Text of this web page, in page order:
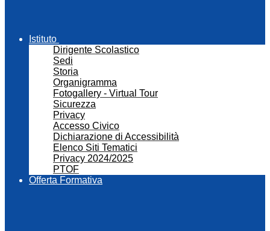
Istituto
Dirigente Scolastico
Sedi
Storia
Organigramma
Fotogallery - Virtual Tour
Sicurezza
Privacy
Accesso Civico
Dichiarazione di Accessibilità
Elenco Siti Tematici
Privacy 2024/2025
PTOF
Offerta Formativa